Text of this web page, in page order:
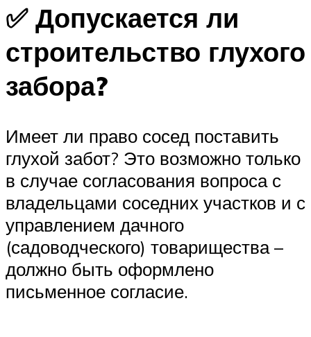
✅ Допускается ли
строительство глухого
забора?
Имеет ли право сосед поставить
глухой забот? Это возможно только
в случае согласования вопроса с
владельцами соседних участков и с
управлением дачного
(садоводческого) товарищества –
должно быть оформлено
письменное согласие.